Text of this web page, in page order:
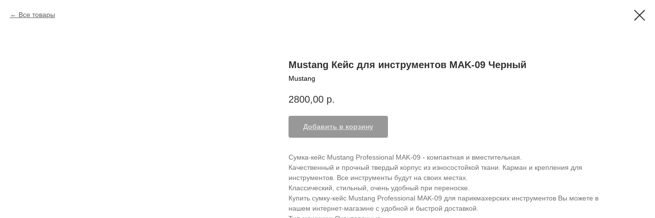
Все товары
Mustang Кейс для инструментов MAK-09 Черный
Mustang
2800,00 р.
Добавить в корзину
Сумка-кейс Mustang Professional MAK-09 - компактная и вместительная.
Качественный и прочный твердый корпус из износостойкой ткани. Карман и крепления для
инструментов. Все инструменты будут на своих местах.
Классический, стильный, очень удобный при переноске.
Купить сумку-кейс Mustang Professional MAK-09 для парикмахерских инструментов Вы можете в
нашем интернет-магазине c удобной и быстрой доставкой.